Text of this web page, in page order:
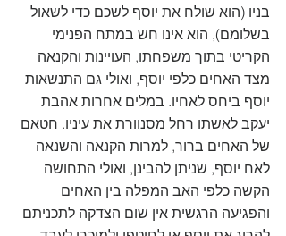
בניו (הוא שולח את יוסף לשכם כדי לשאול
בשלומם), הוא אינו חש במתח הפנימי
הקריטי בתוך משפחתו, העויינות והקנאה
מצד האחים כלפי יוסף, ואולי גם התנשאות
יוסף ביחס לאחיו. במלים אחרות אהבת
יעקב לאשתו רחל מסנוורת את עיניו. חטאם
של האחים ברור, למרות הקנאה והשנאה
לאח יוסף, שניתן להבינן, ואולי התחושה
הקשה כלפי האב המפלה בין האחים
והפגיעה הרגשית אין שום הצדקה לתכניתם